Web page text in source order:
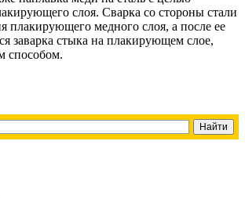
слоя. Сварка со стороны стали
плакирующего медного слоя, а после ее
заварка стыка на плакирующем слое,
способом.